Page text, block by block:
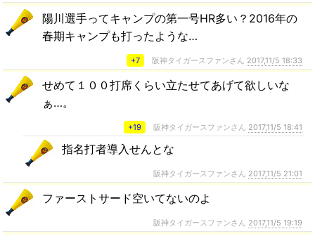
陽川選手ってキャンプの第一号HR多い？2016年の
春期キャンプも打ったような…
+7 阪神タイガースファンさん 2017,11/5 18:33
せめて１００打席くらい立たせてあげて欲しいな
ぁ…。
+19 阪神タイガースファンさん 2017,11/5 18:41
指名打者導入せんとな
阪神タイガースファンさん 2017,11/5 21:01
ファーストサード空いてないのよ
阪神タイガースファンさん 2017,11/5 19:19